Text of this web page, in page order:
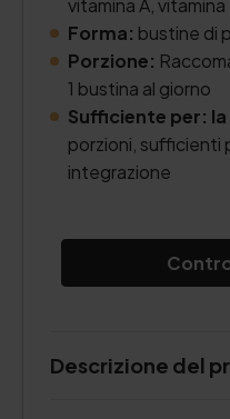
vitamina A, vitamina
Forma: bustine di
Porzione:
1 bustina al giorno
Sufficiente per: la
porzioni, sufficienti
integrazione
Descrizione del